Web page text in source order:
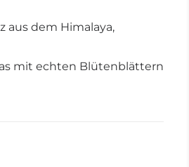
aus dem Himalaya,
mit echten Blütenblättern